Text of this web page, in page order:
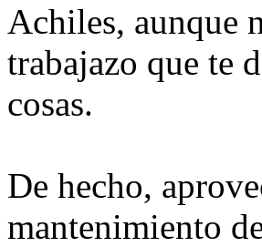
Achiles, aunque
trabajazo que te
cosas.
De hecho,
mantenimiento